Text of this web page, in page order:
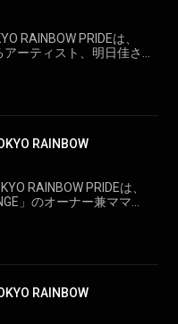
RAINBOW PRIDEは、
アーティスト、明日佳さ
と業界の構築」をミッ
RAINBOW
RAINBOW PRIDEは、
」のオーナー兼ママ、
RAINBOW